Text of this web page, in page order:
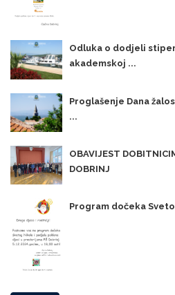
Odluka o dodjeli
akademskoj ...
Proglašenje Dana
...
OBAVIJEST
DOBRINJ
Program dočeka